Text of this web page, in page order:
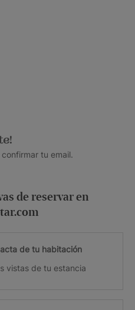
tu email.
de reservar en
de tu habitación
vistas de tu estancia